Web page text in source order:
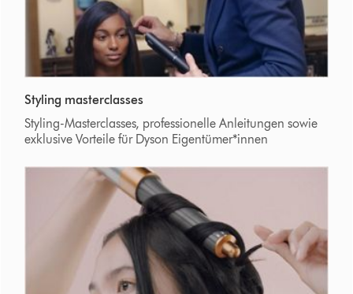
Styling masterclasses
Styling-Masterclasses, professionelle Anleitungen sowie
exklusive Vorteile für Dyson Eigentümer*innen